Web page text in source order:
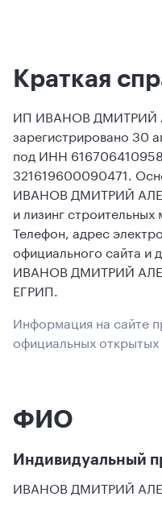
Краткая
ИП ИВАНОВ ДМИТРИЙ
зарегистрировано 30
под ИНН
321619600090471.
ИВАНОВ ДМИТРИЙ
и лизинг
Телефон, адрес
официального сайта и
ИВАНОВ ДМИТРИЙ
ЕГРИП.
Информация на сайте
официальных открытых
ФИО
Индивидуальный
ИВАНОВ ДМИТРИЙ